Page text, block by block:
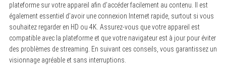
plateforme sur votre appareil afin d’accéder facilement au contenu. Il est
également essentiel d’avoir une connexion Internet rapide, surtout si vous
souhaitez regarder en HD ou 4K. Assurez-vous que votre appareil est
compatible avec la plateforme et que votre navigateur est à jour pour éviter
des problèmes de streaming. En suivant ces conseils, vous garantissez un
visionnage agréable et sans interruptions.